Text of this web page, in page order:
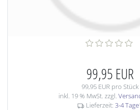
99,95 EUR
99,95 EUR pro Stück
inkl. 19 % MwSt. zzgl.
Lieferzeit: 3-4 Tage